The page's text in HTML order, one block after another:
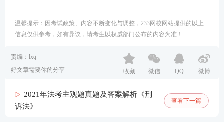
温馨提示：因考试政策、内容不断变化与调整，233网校网站提供的以上
信息仅供参考，如有异议，请考生以权威部门公布的内容为准！
责编：lxq
好文章需要你的分享
收藏 微信 QQ 微博
2021年法考主观题真题及答案解析《刑
诉法》
查看下一篇